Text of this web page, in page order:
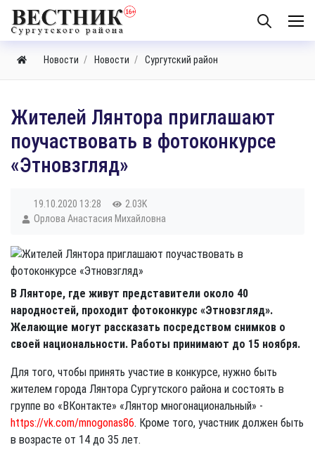
Новости Новости Сургутский район
Жителей Лянтора приглашают
поучаствовать в фотоконкурсе
«Этновзгляд»
19.10.2020 13:28
2.03K
Орлова Анастасия Михайловна
В Лянторе, где живут представители около 40
народностей, проходит фотоконкурс «Этновзгляд».
Желающие могут рассказать посредством снимков о
своей национальности. Работы принимают до 15 ноября.
Для того, чтобы принять участие в конкурсе, нужно быть
жителем города Лянтора Сургутского района и состоять в
группе во «ВКонтакте» «Лянтор многонациональный» -
https://vk.com/mnogonas86. Кроме того, участник должен быть
в возрасте от 14 до 35 лет.